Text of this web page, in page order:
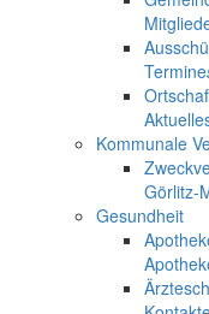
Termine
Kommunale
Görlitz-
Gesundheit